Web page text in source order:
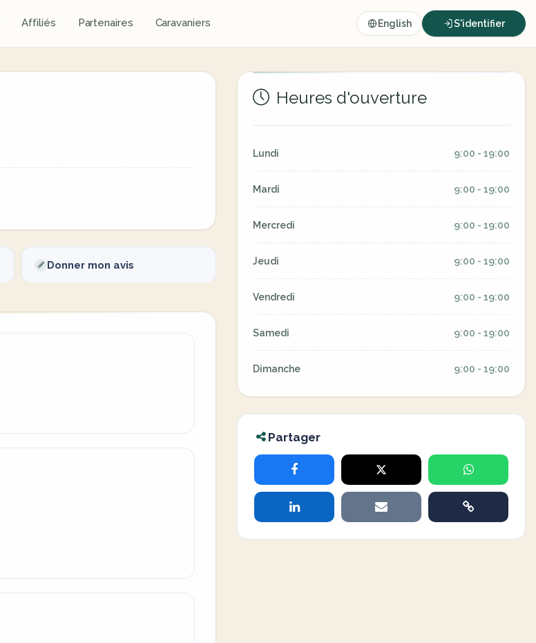
Affiliés Partenaires Caravaniers English S'identifier
Donner mon avis
Heures d'ouverture
Lundi 9:00 - 19:00
Mardi 9:00 - 19:00
Mercredi 9:00 - 19:00
Jeudi 9:00 - 19:00
Vendredi 9:00 - 19:00
Samedi 9:00 - 19:00
Dimanche 9:00 - 19:00
Partager